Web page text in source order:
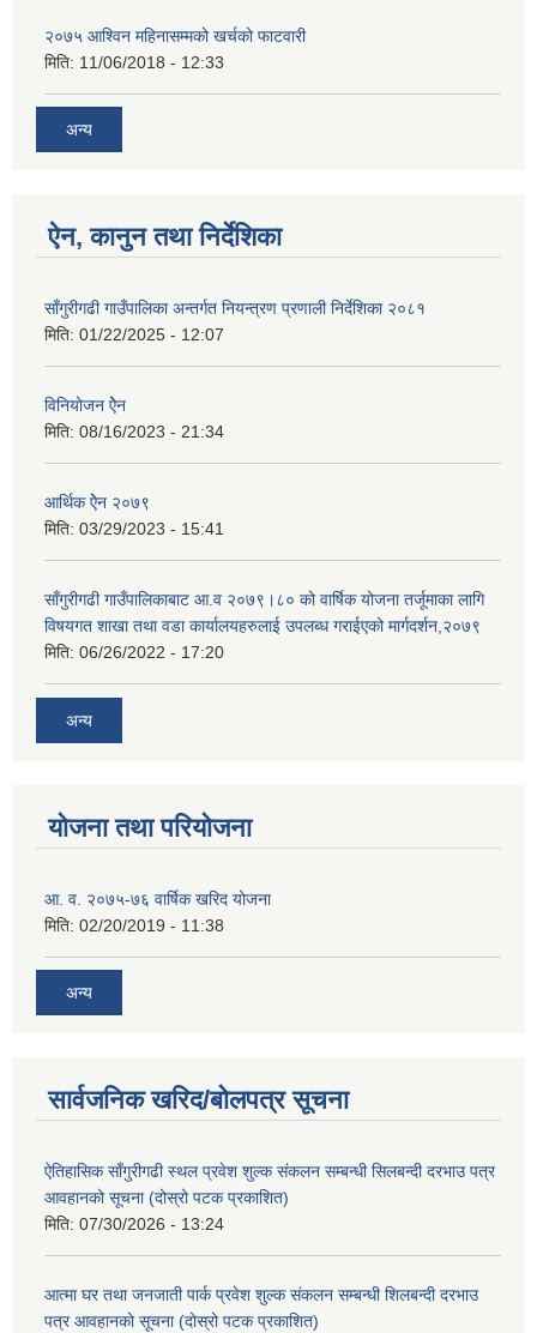
२०७५ आश्विन महिनासम्मको खर्चको फाटवारी
मिति: 11/06/2018 - 12:33
अन्य
ऐन, कानुन तथा निर्देशिका
साँगुरीगढी गाउँपालिका अन्तर्गत नियन्त्रण प्रणाली निर्देशिका २०८१
मिति: 01/22/2025 - 12:07
विनियोजन ऐेन
मिति: 08/16/2023 - 21:34
आर्थिक ऐेन २०७९
मिति: 03/29/2023 - 15:41
साँगुरीगढी गाउँपालिकाबाट आ.व २०७९।८० को वार्षिक योजना तर्जूमाका लागि
विषयगत शाखा तथा वडा कार्यालयहरुलाई उपलब्ध गराईएको मार्गदर्शन,२०७९
मिति: 06/26/2022 - 17:20
अन्य
योजना तथा परियोजना
आ. व. २०७५-७६ वार्षिक खरिद योजना
मिति: 02/20/2019 - 11:38
अन्य
सार्वजनिक खरिद/बोलपत्र सूचना
ऐतिहासिक साँगुरीगढी स्थल प्रवेश शुल्क संकलन सम्बन्धी सिलबन्दी दरभाउ पत्र
आवहानको सूचना (दोस्रो पटक प्रकाशित)
मिति: 07/30/2026 - 13:24
आत्मा घर तथा जनजाती पार्क प्रवेश शुल्क संकलन सम्बन्धी शिलबन्दी दरभाउ
पत्र आवहानको सूचना (दोस्रो पटक प्रकाशित)